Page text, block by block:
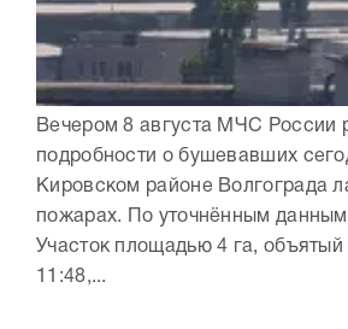
Вечером 8 августа МЧС России
подробности о бушевавших
Кировском районе Волгограда
пожарах. По уточнённым
Участок площадью 4 га,
11:48,...